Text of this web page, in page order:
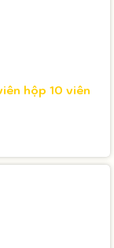
hộp 10 viên